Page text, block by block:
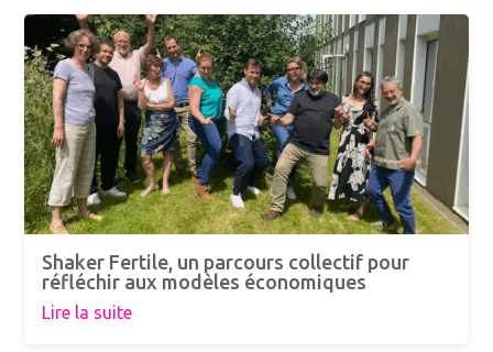
Shaker Fertile, un parcours collectif pour
réfléchir aux modèles économiques
Lire la suite